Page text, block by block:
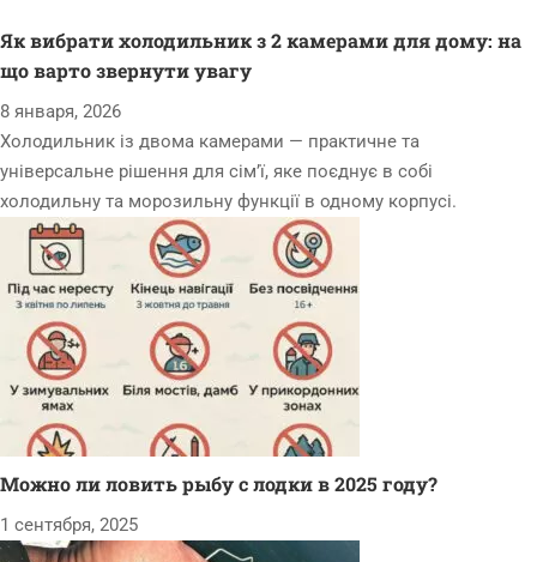
Як вибрати холодильник з 2 камерами для дому: на
що варто звернути увагу
8 января, 2026
Холодильник із двома камерами — практичне та
універсальне рішення для сім’ї, яке поєднує в собі
холодильну та морозильну функції в одному корпусі.
Можно ли ловить рыбу с лодки в 2025 году?
1 сентября, 2025